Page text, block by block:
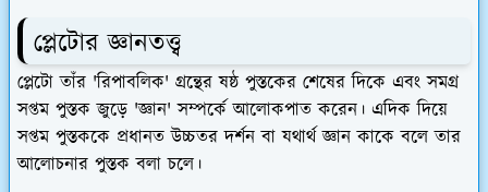
প্লেটোর জ্ঞানতত্ত্ব
প্লেটো তাঁর 'রিপাবলিক' গ্রন্থের ষষ্ঠ পুস্তকের শেষের দিকে এবং সমগ্র
সপ্তম পুস্তক জুড়ে 'জ্ঞান' সম্পর্কে আলোকপাত করেন। এদিক দিয়ে
সপ্তম পুস্তককে প্রধানত উচ্চতর দর্শন বা যথার্থ জ্ঞান কাকে বলে তার
আলোচনার পুস্তক বলা চলে।